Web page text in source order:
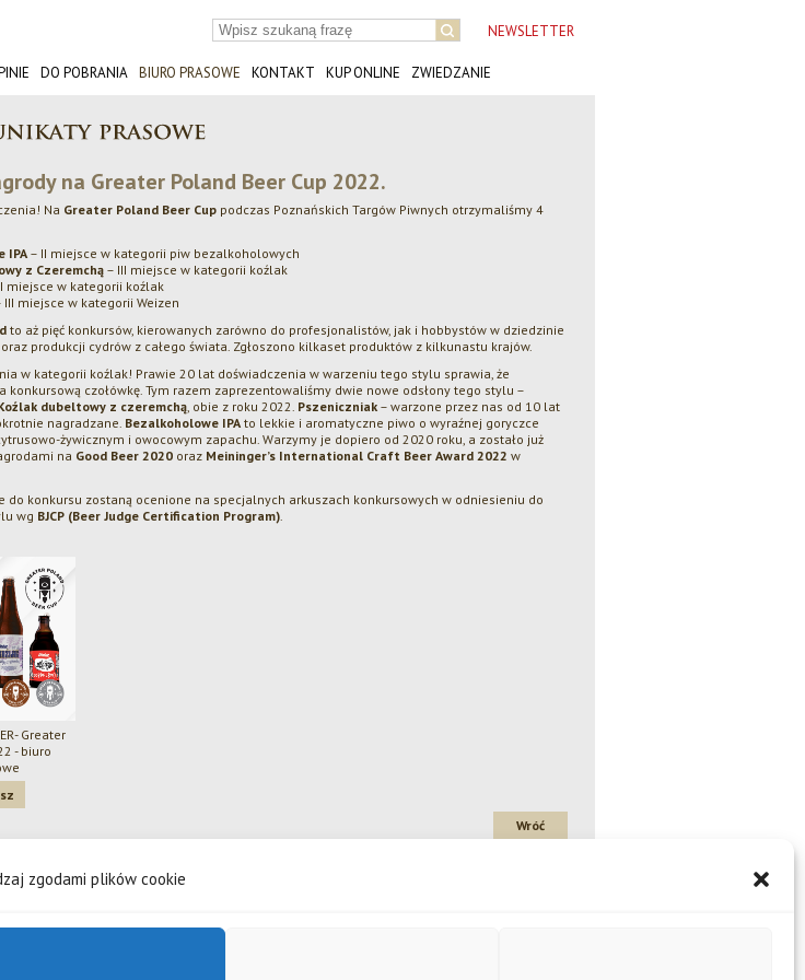
zgodami plików cookie
NEWSLETTER
DO POBRANIA BIURO PRASOWE KONTAKT KUP ONLINE ZWIEDZANIE
na Greater Poland Beer Cup 2022.
Na Greater Poland Beer Cup podczas Poznańskich Targów Piwnych otrzymaliśmy 4
IPA – II miejsce w kategorii piw bezalkoholowych
z Czeremchą – III miejsce w kategorii koźlak
miejsce w kategorii koźlak
III miejsce w kategorii Weizen
to aż pięć konkursów, kierowanych zarówno do profesjonalistów, jak i hobbystów w dziedzinie
produkcji cydrów z całego świata. Zgłoszono kilkaset produktów z kilkunastu krajów.
w kategorii koźlak! Prawie 20 lat doświadczenia w warzeniu tego stylu sprawia, że
konkursową czołówkę. Tym razem zaprezentowaliśmy dwie nowe odsłony tego stylu –
dubeltowy z czeremchą, obie z roku 2022. Pszeniczniak – warzone przez nas od 10 lat
nagradzane. Bezalkoholowe IPA to lekkie i aromatyczne piwo o wyraźnej goryczce
żywicznym i owocowym zapachu. Warzymy je dopiero od 2020 roku, a zostało już
na Good Beer 2020 oraz Meininger’s International Craft Beer Award 2022 w
do konkursu zostaną ocenione na specjalnych arkuszach konkursowych w odniesieniu do
wg BJCP (Beer Judge Certification Program).
Greater
- biuro
Wróć
Złote Lwy, Pszeniczniak, Johannes, APA, Czarny Bez, Chilli, Amber Naturalny, Amber